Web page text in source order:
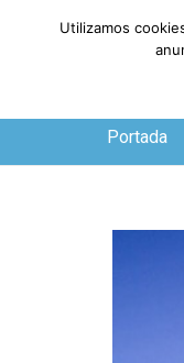
Viernes, 7
Portada
Utilizamos